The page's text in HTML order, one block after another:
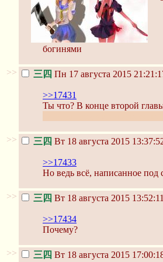
богинями
>> 三四 Пн 17 августа 2015
>>17431
Ты что? В конце второй
>> 三四 Вт 18 августа 2015
>>17433
Но ведь всё, написанное
>> 三四 Вт 18 августа 2015 13:52:11
>>17434
Почему?
>> 三四 Вт 18 августа 2015